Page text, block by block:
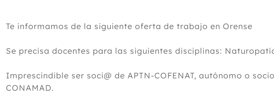
Te informamos de la siguiente oferta de trabajo en Orense
Se precisa docentes para las siguientes disciplinas:
Imprescindible ser soci@ de APTN-COFENAT, autónomo o
CONAMAD.